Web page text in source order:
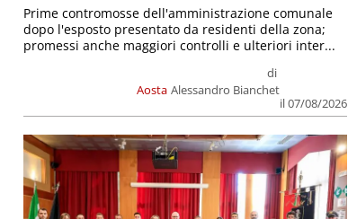
Aosta
di
Alessandro Bianchet
il 07/08/2026
Prime contromosse dell'amministrazione comunale
dopo l'esposto presentato da residenti della zona;
promessi anche maggiori controlli e ulteriori inter...